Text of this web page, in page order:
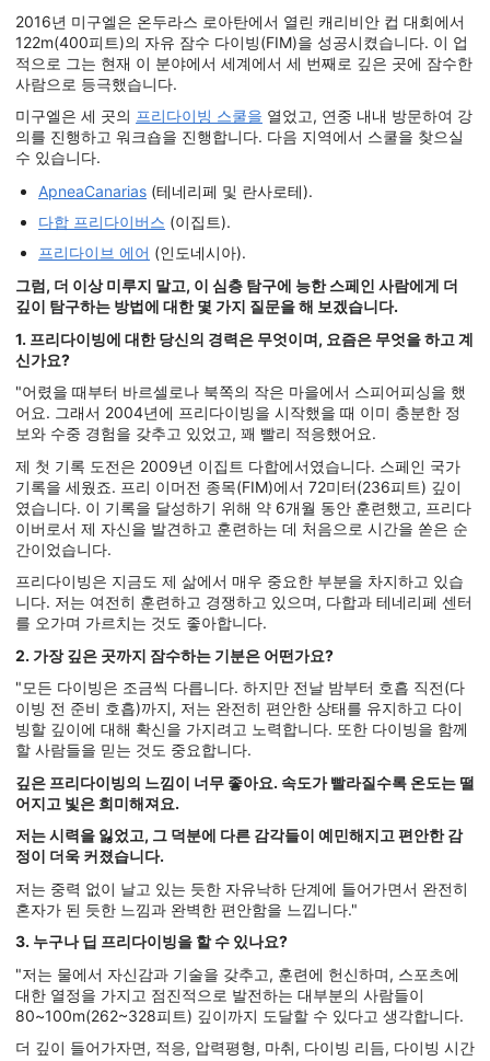
2016년 미구엘은 온두라스 로아탄에서 열린 캐리비안 컵 대회에서
122m(400피트)의 자유 잠수 다이빙(FIM)을 성공시켰습니다. 이 업
적으로 그는 현재 이 분야에서 세계에서 세 번째로 깊은 곳에 잠수한
사람으로 등극했습니다.
미구엘은 세 곳의 프리다이빙 스쿨을 열었고, 연중 내내 방문하여 강
의를 진행하고 워크숍을 진행합니다. 다음 지역에서 스쿨을 찾으실
수 있습니다.
ApneaCanarias (테네리페 및 란사로테).
다합 프리다이버스 (이집트).
프리다이브 에어 (인도네시아).
그럼, 더 이상 미루지 말고, 이 심층 탐구에 능한 스페인 사람에게 더
깊이 탐구하는 방법에 대한 몇 가지 질문을 해 보겠습니다.
1. 프리다이빙에 대한 당신의 경력은 무엇이며, 요즘은 무엇을 하고 계
신가요?
"어렸을 때부터 바르셀로나 북쪽의 작은 마을에서 스피어피싱을 했
어요. 그래서 2004년에 프리다이빙을 시작했을 때 이미 충분한 정
보와 수중 경험을 갖추고 있었고, 꽤 빨리 적응했어요.
제 첫 기록 도전은 2009년 이집트 다합에서였습니다. 스페인 국가
기록을 세웠죠. 프리 이머전 종목(FIM)에서 72미터(236피트) 깊이
였습니다. 이 기록을 달성하기 위해 약 6개월 동안 훈련했고, 프리다
이버로서 제 자신을 발견하고 훈련하는 데 처음으로 시간을 쏟은 순
간이었습니다.
프리다이빙은 지금도 제 삶에서 매우 중요한 부분을 차지하고 있습
니다. 저는 여전히 훈련하고 경쟁하고 있으며, 다합과 테네리페 센터
를 오가며 가르치는 것도 좋아합니다.
2. 가장 깊은 곳까지 잠수하는 기분은 어떤가요?
"모든 다이빙은 조금씩 다릅니다. 하지만 전날 밤부터 호흡 직전(다
이빙 전 준비 호흡)까지, 저는 완전히 편안한 상태를 유지하고 다이
빙할 깊이에 대해 확신을 가지려고 노력합니다. 또한 다이빙을 함께
할 사람들을 믿는 것도 중요합니다.
깊은 프리다이빙의 느낌이 너무 좋아요. 속도가 빨라질수록 온도는 떨
어지고 빛은 희미해져요.
저는 시력을 잃었고, 그 덕분에 다른 감각들이 예민해지고 편안한 감
정이 더욱 커졌습니다.
저는 중력 없이 날고 있는 듯한 자유낙하 단계에 들어가면서 완전히
혼자가 된 듯한 느낌과 완벽한 편안함을 느낍니다."
3. 누구나 딥 프리다이빙을 할 수 있나요?
"저는 물에서 자신감과 기술을 갖추고, 훈련에 헌신하며, 스포츠에
대한 열정을 가지고 점진적으로 발전하는 대부분의 사람들이
80~100m(262~328피트) 깊이까지 도달할 수 있다고 생각합니다.
더 깊이 들어가자면, 적응, 압력평형, 마취, 다이빙 리듬, 다이빙 시간